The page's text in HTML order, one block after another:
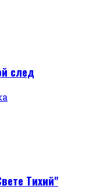
след
Тихий"